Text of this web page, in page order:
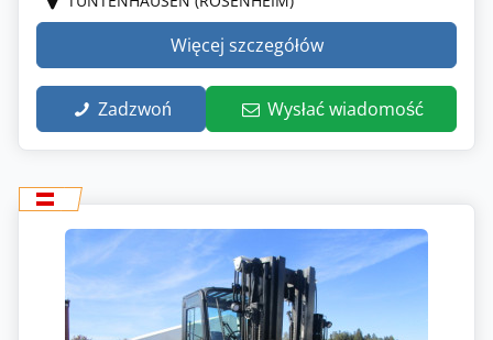
Więcej szczegółów
Zadzwoń Wysłać wiadomość